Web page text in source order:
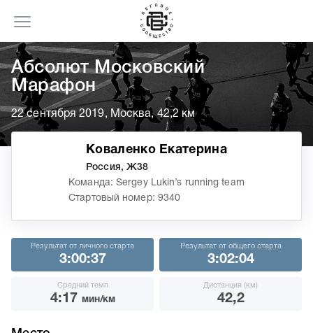
Абсолют Московский
Марафон
22 сентября 2019, Москва, 42,2 км
Коваленко Екатерина
Россия, Ж38
Команда: Sergey Lukin’s running team
Стартовый номер: 9340
Результат от личного старта
3:00:37
Результат от общего старта
3:02:04
Средний темп
4:17 мин/км
Дистанция (км)
42,2